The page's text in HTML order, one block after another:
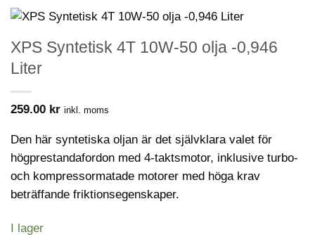
XPS Syntetisk 4T 10W-50 olja -0,946
Liter
259.00 kr inkl. moms
Den här syntetiska oljan är det självklara valet för
högprestandafordon med 4-taktsmotor, inklusive turbo-
och kompressormatade motorer med höga krav
beträffande friktionsegenskaper.
I lager